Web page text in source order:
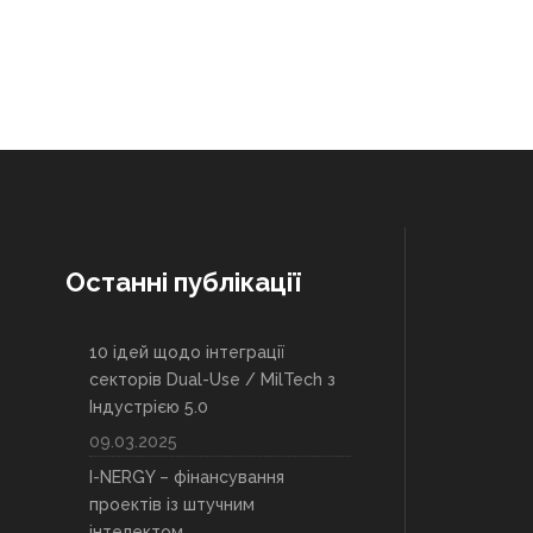
Останні публікації
10 ідей щодо інтеграції
секторів Dual-Use / MilTech з
Індустрією 5.0
09.03.2025
I-NERGY – фінансування
проектів із штучним